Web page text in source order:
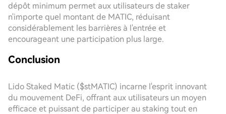
dépôt minimum permet aux utilisateurs de staker
n'importe quel montant de MATIC, réduisant
considérablement les barrières à l'entrée et
encourageant une participation plus large.
Conclusion
Lido Staked Matic ($stMATIC) incarne l'esprit innovant
du mouvement DeFi, offrant aux utilisateurs un moyen
efficace et puissant de participer au staking tout en